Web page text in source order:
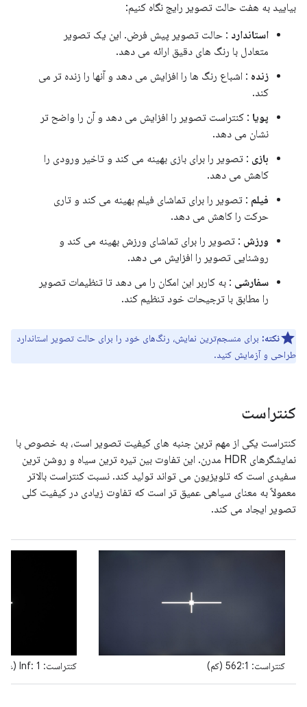
بیایید به هفت حالت تصویر رایج نگاه کنیم:
استاندارد : حالت تصویر پیش فرض. این یک تصویر
متعادل با رنگ های دقیق ارائه می دهد.
زنده : اشباع رنگ ها را افزایش می دهد و آنها را زنده تر می
کند.
پویا : کنتراست تصویر را افزایش می دهد و آن را واضح تر
نشان می دهد.
بازی : تصویر را برای بازی بهینه می کند و تاخیر ورودی را
کاهش می دهد.
فیلم : تصویر را برای تماشای فیلم بهینه می کند و تاری
حرکت را کاهش می دهد.
ورزش : تصویر را برای تماشای ورزش بهینه می کند و
روشنایی تصویر را افزایش می دهد.
سفارشی : به کاربر این امکان را می دهد تا تنظیمات تصویر
را مطابق با ترجیحات خود تنظیم کند.
نکته: برای منسجم‌ترین نمایش، رنگ‌های خود را برای حالت تصویر استاندارد
طراحی و آزمایش کنید.
کنتراست
کنتراست یکی از مهم ترین جنبه های کیفیت تصویر است، به خصوص با
نمایشگرهای HDR مدرن. این تفاوت بین تیره ترین سیاه و روشن ترین
سفیدی است که تلویزیون می تواند تولید کند. نسبت کنتراست بالاتر
معمولاً به معنای سیاهی عمیق تر است که تفاوت زیادی در کیفیت کلی
تصویر ایجاد می کند.
کنتراست: 562:1 (کم) کنتراست: Inf: 1 (عالی)